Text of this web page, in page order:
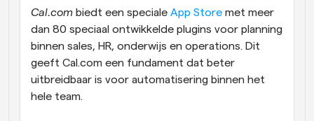
Cal.com biedt een speciale App Store met meer
dan 80 speciaal ontwikkelde plugins voor planning
binnen sales, HR, onderwijs en operations. Dit
geeft Cal.com een fundament dat beter
uitbreidbaar is voor automatisering binnen het
hele team.